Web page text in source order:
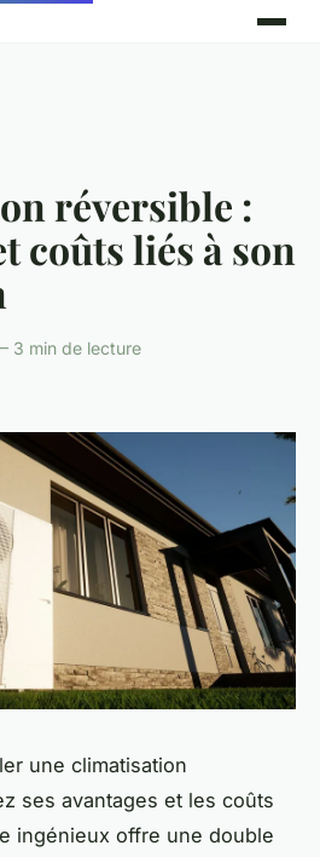
réversible :
coûts liés à son
3 min de lecture
une climatisation
ses avantages et les coûts
ingénieux offre une double